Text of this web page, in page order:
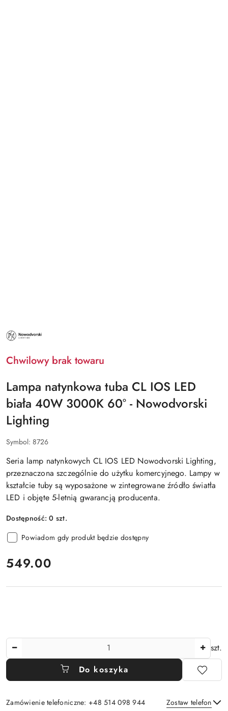
NAZWA
PRODUCENTA:
LIGHTING
Chwilowy brak towaru
Lampa natynkowa tuba CL IOS LED
biała 40W 3000K 60° - Nowodvorski
Lighting
Symbol: 8726
Seria lamp natynkowych CL IOS LED Nowodvorski Lighting,
przeznaczona szczególnie do użytku komercyjnego. Lampy w
kształcie tuby są wyposażone w zintegrowane źródło światła
LED i objęte 5-letnią gwarancją producenta.
Dostępność:0 szt.
Powiadom gdy produkt będzie dostępny
cena:
549.00
szt.
Do koszyka
Zamówienie telefoniczne: +48 514 098 944 Zostaw telefon